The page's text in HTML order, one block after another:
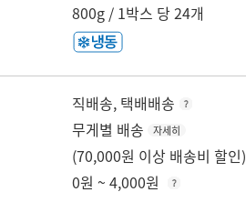
800g / 1박스 당 24개
직배송, 택배배송
무게별 배송
자세히
(70,000원 이상 배송비 할인)
0원 ~ 4,000원